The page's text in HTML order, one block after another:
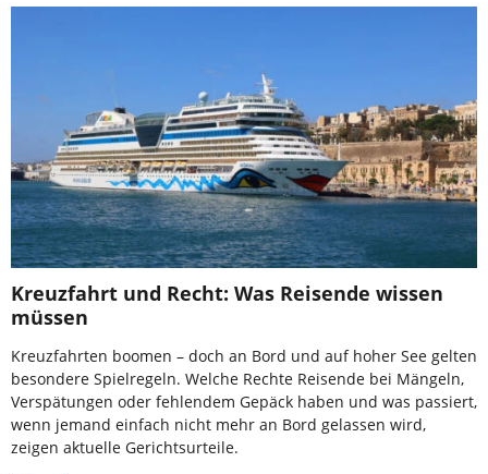
Kreuzfahrt und Recht: Was Reisende wissen
müssen
Kreuzfahrten boomen – doch an Bord und auf hoher See gelten
besondere Spielregeln. Welche Rechte Reisende bei Mängeln,
Verspätungen oder fehlendem Gepäck haben und was passiert,
wenn jemand einfach nicht mehr an Bord gelassen wird,
zeigen aktuelle Gerichtsurteile.